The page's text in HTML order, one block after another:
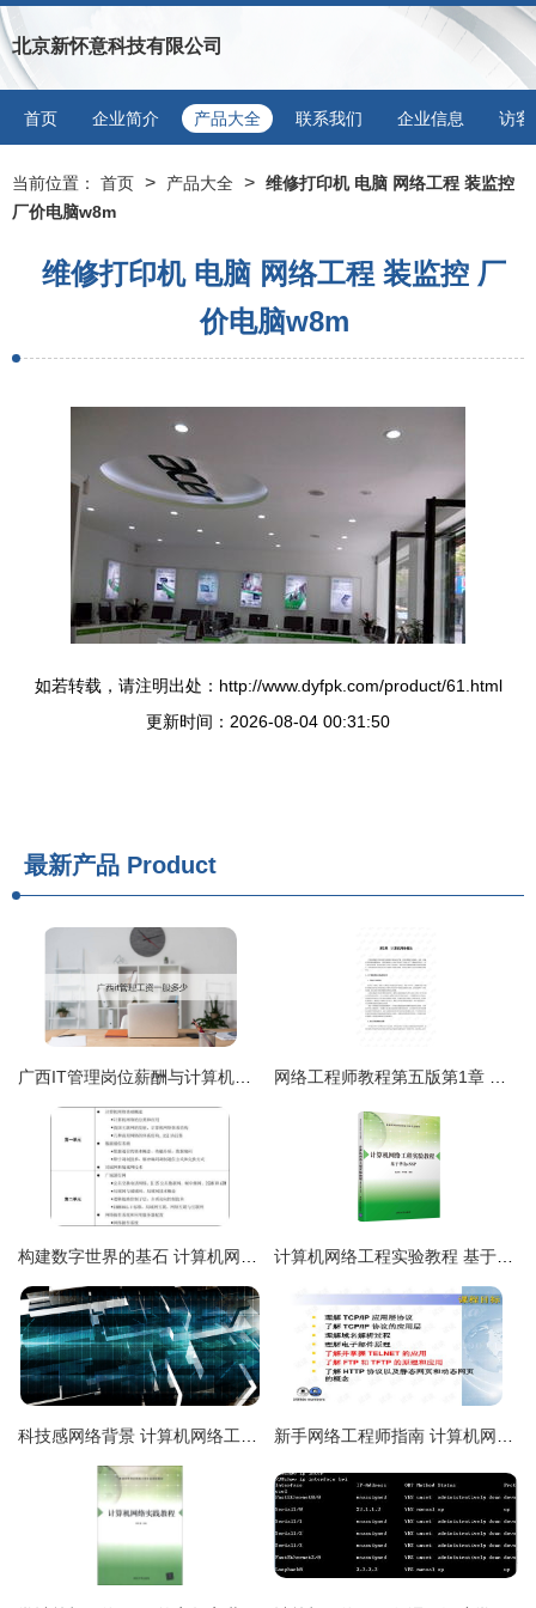
北京新怀意科技有限公司
首页 企业简介 产品大全 联系我们 企业信息 访客
当前位置： 首页 > 产品大全 > 维修打印机 电脑 网络工程 装监控
厂价电脑w8m
维修打印机 电脑 网络工程 装监控 厂
价电脑w8m
如若转载，请注明出处：http://www.dyfpk.com/product/61.html
更新时间：2026-08-04 00:31:50
最新产品 Product